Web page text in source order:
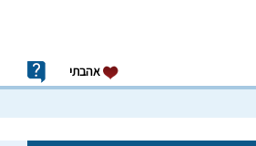
אהבתי